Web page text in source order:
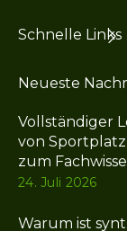
Schnelle Links
Neueste
Vollständiger
von
zum
brauchen
24. Juli 2026
Warum ist